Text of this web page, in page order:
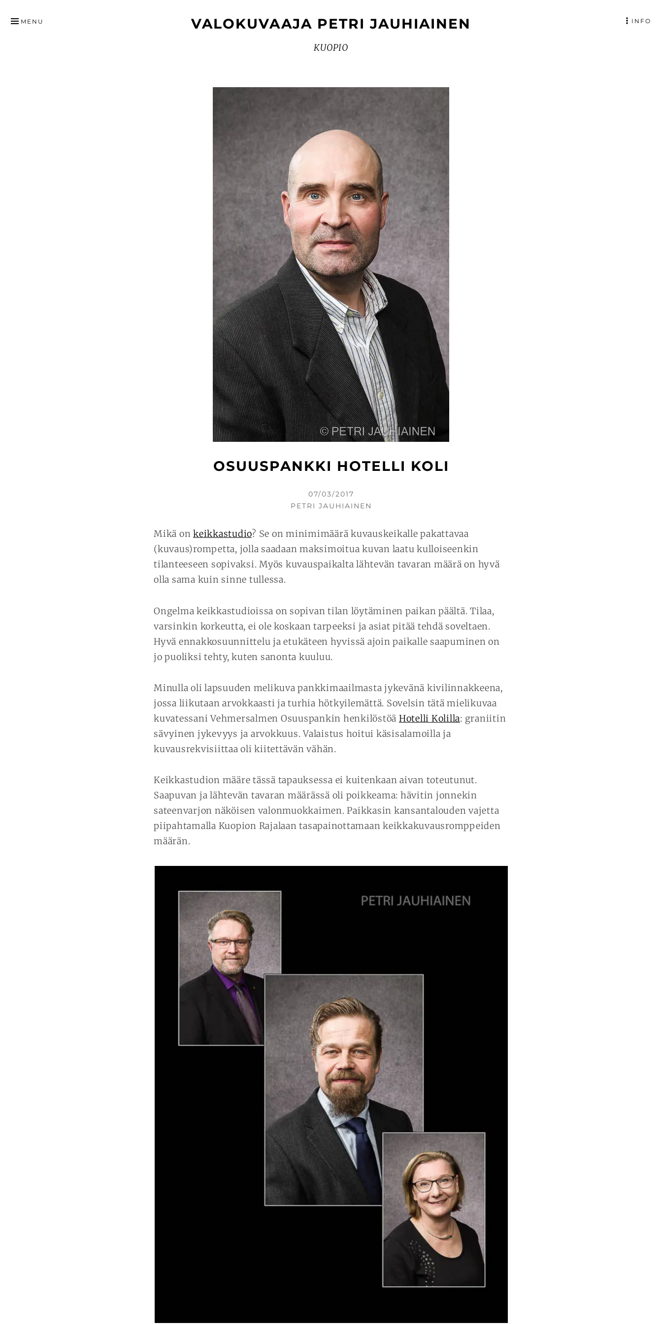
SISÄLTÖÖN
VALOKUVAAJA PETRI JAUHIAINEN
KUOPIO
MENU INFO
OSUUSPANKKI HOTELLI KOLI
KIRJOITETTU
07/03/2017
KIRJOITTAJA
PETRI JAUHIAINEN
Mikä on keikkastudio? Se on minimimäärä kuvauskeikalle pakattavaa
(kuvaus)rompetta, jolla saadaan maksimoitua kuvan laatu kulloiseenkin
tilanteeseen sopivaksi. Myös kuvauspaikalta lähtevän tavaran määrä on hyvä
olla sama kuin sinne tullessa.
Ongelma keikkastudioissa on sopivan tilan löytäminen paikan päältä. Tilaa,
varsinkin korkeutta, ei ole koskaan tarpeeksi ja asiat pitää tehdä soveltaen.
Hyvä ennakkosuunnittelu ja etukäteen hyvissä ajoin paikalle saapuminen on
jo puoliksi tehty, kuten sanonta kuuluu.
Minulla oli lapsuuden melikuva pankkimaailmasta jykevänä kivilinnakkeena,
jossa liikutaan arvokkaasti ja turhia hötkyilemättä. Sovelsin tätä mielikuvaa
kuvatessani Vehmersalmen Osuuspankin henkilöstöä Hotelli Kolilla: graniitin
sävyinen jykevyys ja arvokkuus. Valaistus hoitui käsisalamoilla ja
kuvausrekvisiittaa oli kiitettävän vähän.
Keikkastudion määre tässä tapauksessa ei kuitenkaan aivan toteutunut.
Saapuvan ja lähtevän tavaran määrässä oli poikkeama: hävitin jonnekin
sateenvarjon näköisen valonmuokkaimen. Paikkasin kansantalouden vajetta
piipahtamalla Kuopion Rajalaan tasapainottamaan keikkakuvausromppeiden
määrän.